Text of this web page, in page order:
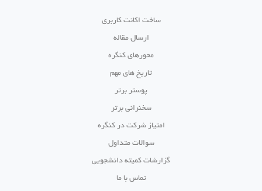
ساخت اکانت کاربری
ارسال مقاله
محورهای کنگره
تاریخ های مهم
پوستر برتر
سخنرانی برتر
امتیاز شرکت در کنگره
سوالات متداول
گزارشات کمیته دانشجویی
تماس با ما